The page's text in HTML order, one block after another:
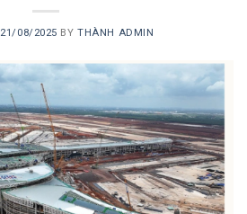
21/08/2025 BYTHÀNH ADMIN